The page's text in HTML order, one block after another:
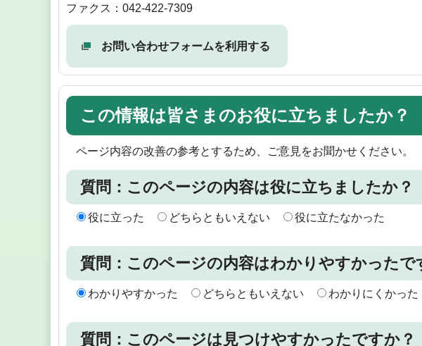
ファクス：042-422-7309
お問い合わせフォームを利用する
この情報は皆さまのお役に立ちましたか？
ページ内容の改善の参考とするため、ご意見をお聞かせください。
質問：このページの内容は役に立ちましたか？
役に立った どちらともいえない 役に立たなかった
質問：このページの内容はわかりやすかったで
わかりやすかった どちらともいえない わかりにくかった
質問：このページは見つけやすかったですか？